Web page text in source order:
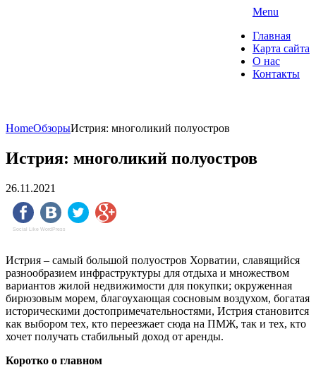
Menu
Главная
Карта сайта
О нас
Контакты
HomeОбзорыИстрия: многоликий полуостров
Истрия: многоликий полуостров
26.11.2021
Social Like WordPress
Истрия – самый большой полуостров Хорватии, славящийся
разнообразием инфраструктуры для отдыха и множеством
вариантов жилой недвижимости для покупки; окруженная
бирюзовым морем, благоухающая сосновым воздухом, богатая
историческими достопримечательностями, Истрия становится
как выбором тех, кто переезжает сюда на ПМЖ, так и тех, кто
хочет получать стабильный доход от аренды.
Коротко о главном